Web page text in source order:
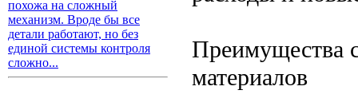
похожа на сложный
механизм. Вроде бы все
детали работают, но без
единой системы контроля
сложно...
Преимущества
материалов